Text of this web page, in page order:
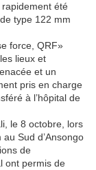
été
type 122 mm
force, QRF»
lieux et
et un
pris en charge
à l’hôpital de
le 8 octobre, lors
Sud d’Ansongo
de
ont permis de